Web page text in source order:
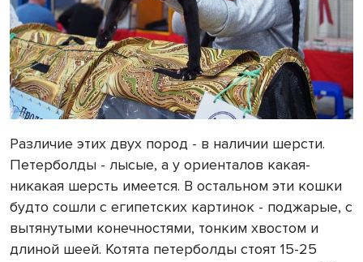
Различие этих двух пород - в наличии шерсти.
Петерболды - лысые, а у ориенталов какая-
никакая шерсть имеется. В остальном эти кошки
будто сошли с египетских картинок - поджарые, с
вытянутыми конечностями, тонким хвостом и
длиной шеей. Котята петерболды стоят 15-25